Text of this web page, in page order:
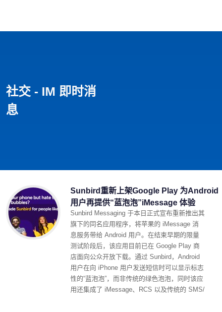
社交 - IM 即时消
息
Sunbird重新上架Google Play 为Android
用户再提供“蓝泡泡”iMessage 体验
Sunbird Messaging 于本日正式宣布重新推出其
旗下的同名应用程序，将苹果的 iMessage 消
息服务带给 Android 用户。在结束早期的限量
测试阶段后，该应用目前已在 Google Play 商
店面向公众开放下载。通过 Sunbird，Android
用户在向 iPhone 用户发送短信时可以显示标志
性的“蓝泡泡”，而非传统的绿色泡泡，同时该应
用还集成了 iMessage、RCS 以及传统的 SMS/